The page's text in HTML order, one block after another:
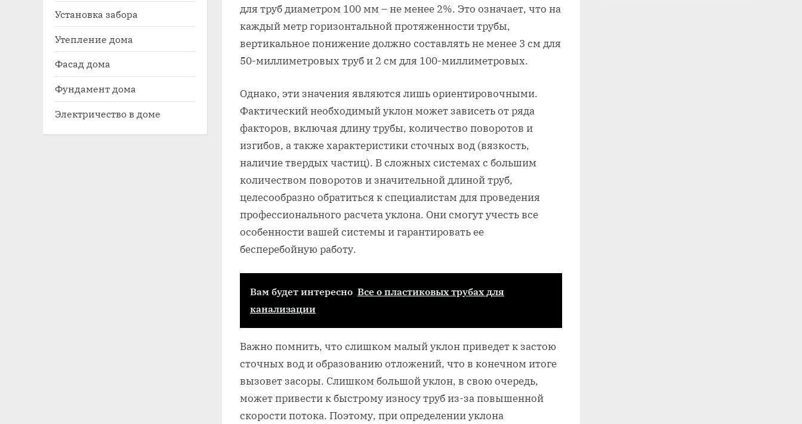
для труб диаметром 100 мм – не менее 2%. Это означает, что на
каждый метр горизонтальной протяженности трубы,
вертикальное понижение должно составлять не менее 3 см для
50-миллиметровых труб и 2 см для 100-миллиметровых.
Однако, эти значения являются лишь ориентировочными.
Фактический необходимый уклон может зависеть от ряда
факторов, включая длину трубы, количество поворотов и
изгибов, а также характеристики сточных вод (вязкость,
наличие твердых частиц). В сложных системах с большим
количеством поворотов и значительной длиной труб,
целесообразно обратиться к специалистам для проведения
профессионального расчета уклона. Они смогут учесть все
особенности вашей системы и гарантировать ее
бесперебойную работу.
Вам будет интересно Все о пластиковых трубах для
канализации
Важно помнить, что слишком малый уклон приведет к застою
сточных вод и образованию отложений, что в конечном итоге
вызовет засоры. Слишком большой уклон, в свою очередь,
может привести к быстрому износу труб из-за повышенной
скорости потока. Поэтому, при определении уклона
Установка забора
Утепление дома
Фасад дома
Фундамент дома
Электричество в доме